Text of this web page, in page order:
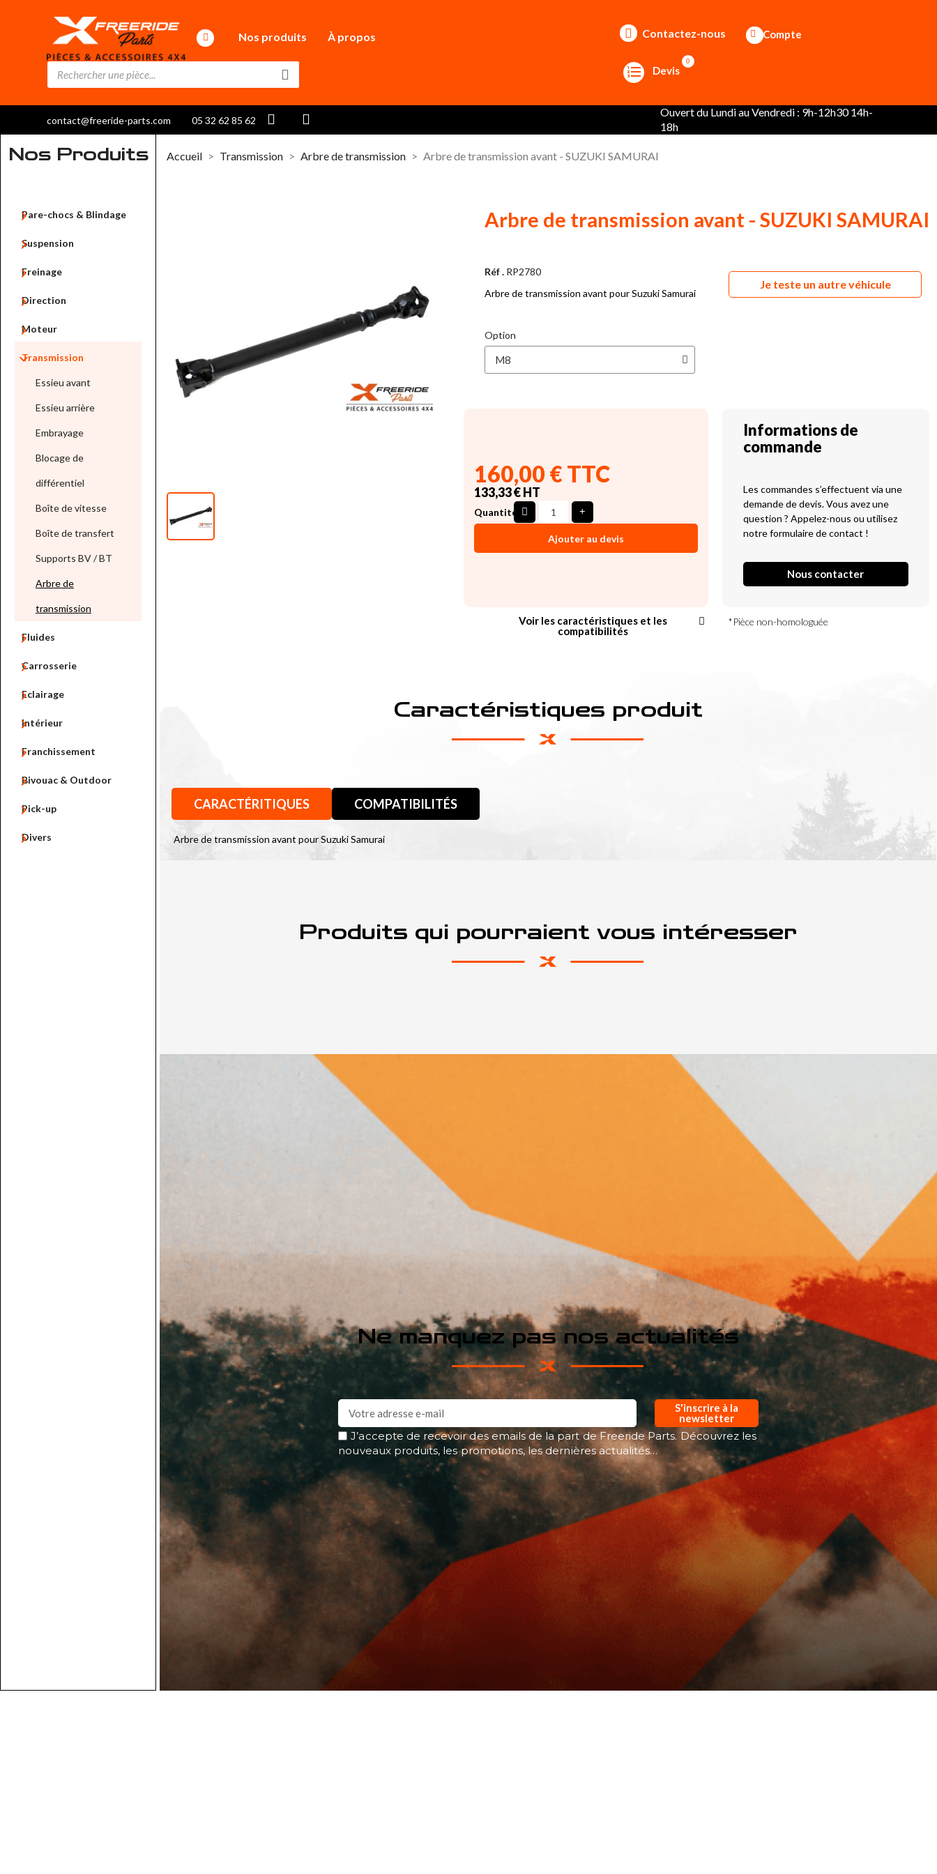
Nos produits À propos Contactez-nous Compte
Devis
0
contact@freeride-parts.com 05 32 62 85 62
Ouvert du Lundi au Vendredi : 9h-12h30 14h-
18h
Accueil Transmission Arbre de transmission Arbre de transmission avant - SUZUKI SAMURAI
Nos Produits
Pare-chocs & Blindage

Suspension

Freinage

Direction

Moteur

Transmission

Essieu avant
Essieu arrière
Embrayage
Blocage de
différentiel
Boîte de vitesse
Boîte de transfert
Supports BV / BT
Arbre de
transmission
Fluides

Carrosserie

Eclairage

Intérieur

Franchissement

Bivouac & Outdoor

Pick-up

Divers

Arbre de transmission avant - SUZUKI SAMURAI
Réf . RP2780
Arbre de transmission avant pour Suzuki Samurai
Option
Je teste un autre véhicule
160,00 € TTC
133,33 € HT
Quantité
Ajouter au devis
Informations de
commande
Les commandes s’effectuent via une
demande de devis. Vous avez une
question ? Appelez-nous ou utilisez
notre formulaire de contact !
Nous contacter
Voir les caractéristiques et les
compatibilités
*Pièce non-homologuée
Caractéristiques produit
CARACTÉRITIQUES COMPATIBILITÉS
Arbre de transmission avant pour Suzuki Samurai
Produits qui pourraient vous intéresser
Ne manquez pas nos actualités
S'inscrire à la
newsletter
J’accepte de recevoir des emails de la part de Freeride Parts. Découvrez les
nouveaux produits, les promotions, les dernières actualités…